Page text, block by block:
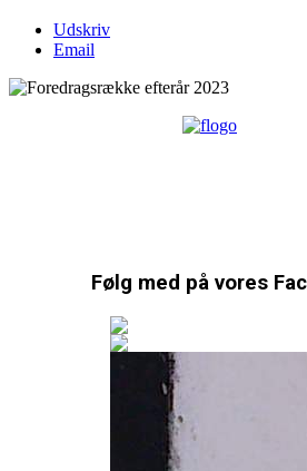
Udskriv
Email
Følg med på vores